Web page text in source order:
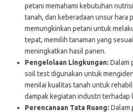
petani memahami kebutuhan
tanah, dan keberadaan unsur hara
memungkinkan petani untuk
tepat, memilih tanaman yang
meningkatkan hasil panen.
Pengelolaan Lingkungan: Dalam
soil test digunakan untuk
menilai kualitas tanah untuk
dampak kegiatan industri terhadap
Perencanaan Tata Ruang: Dalam